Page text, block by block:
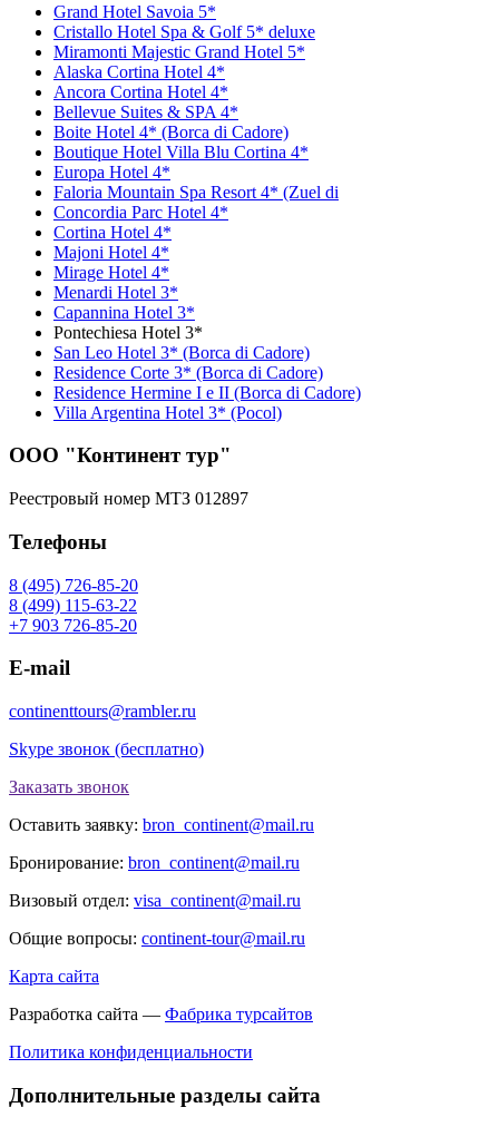
Grand Hotel Savoia 5*
Cristallo Hotel Spa & Golf 5* deluxe
Miramonti Majestic Grand Hotel 5*
Alaska Cortina Hotel 4*
Ancora Cortina Hotel 4*
Bellevue Suites & SPA 4*
Boite Hotel 4* (Borca di Cadore)
Boutique Hotel Villa Blu Cortina 4*
Europa Hotel 4*
Faloria Mountain Spa Resort 4* (Zuel di
Concordia Parc Hotel 4*
Cortina Hotel 4*
Majoni Hotel 4*
Mirage Hotel 4*
Menardi Hotel 3*
Capannina Hotel 3*
Pontechiesa Hotel 3*
San Leo Hotel 3* (Borca di Cadore)
Residence Corte 3* (Borca di Cadore)
Residence Hermine I e II (Borca di Cadore)
Villa Argentina Hotel 3* (Pocol)
ООО "Континент тур"
Реестровый номер МТЗ 012897
Телефоны
8 (495) 726-85-20
8 (499) 115-63-22
+7 903 726-85-20
E-mail
continenttours@rambler.ru
Skype звонок (бесплатно)
Заказать звонок
Оставить заявку: bron_continent@mail.ru
Бронирование: bron_continent@mail.ru
Визовый отдел: visa_continent@mail.ru
Общие вопросы: continent-tour@mail.ru
Карта сайта
Разработка сайта — Фабрика турсайтов
Политика конфиденциальности
Дополнительные разделы сайта